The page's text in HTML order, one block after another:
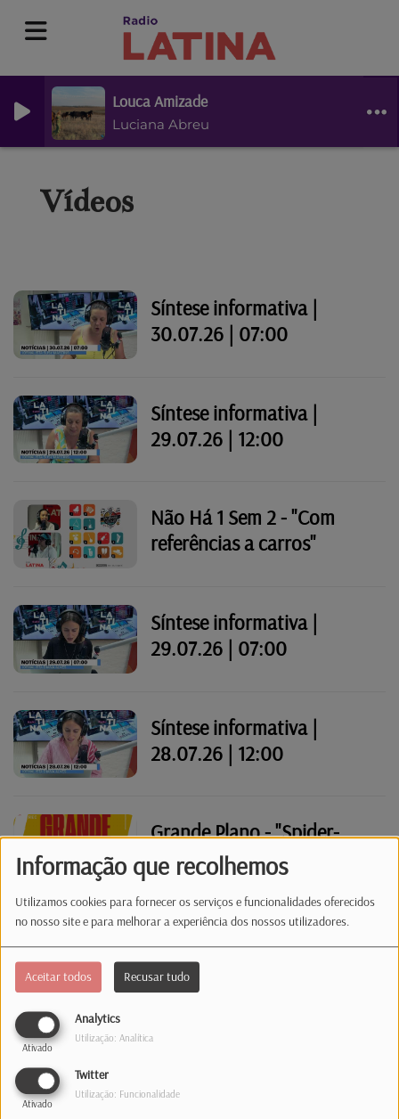
Informação que recolhemos
Utilizamos cookies para fornecer os serviços e funcionalidades oferecidos
no nosso site e para melhorar a experiência dos nossos utilizadores.
Aceitar todos Recusar tudo
Analytics
Ativado
Utilização: Analítica
Twitter
Ativado
Utilização: Funcionalidade
Louca Amizade
Luciana Abreu
Vídeos
Síntese informativa |
30.07.26 | 07:00
Síntese informativa |
29.07.26 | 12:00
Não Há 1 Sem 2 - "Com
referências a carros"
Síntese informativa |
29.07.26 | 07:00
Síntese informativa |
28.07.26 | 12:00
Grande Plano - "Spider-
Man: Brand New Day"
Não Há 1 Sem 2 - "dois
temas de bandas que têm
números no nome"